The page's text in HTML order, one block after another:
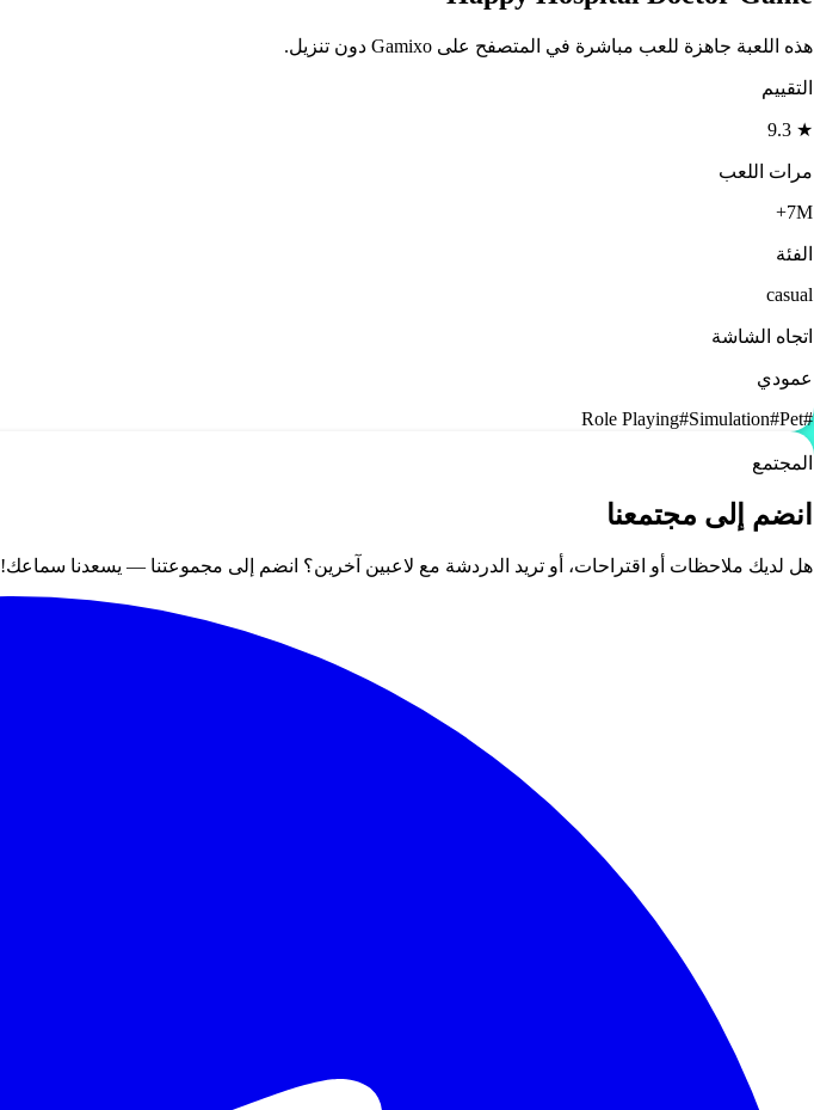
هذه اللعبة جاهزة للعب مباشرة في المتصفح على Gamixo دون تنزيل.
التقييم
★
9.3
مرات اللعب
7M+
الفئة
casual
اتجاه الشاشة
عمودي
#
Role Playing#Simulation#Pet
المجتمع
انضم إلى مجتمعنا
هل لديك ملاحظات أو اقتراحات، أو تريد الدردشة مع لاعبين آخرين؟ انضم إلى مجموعتنا — يسعدنا سماعك!